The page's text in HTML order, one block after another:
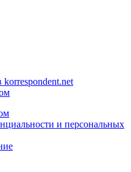
и персональных